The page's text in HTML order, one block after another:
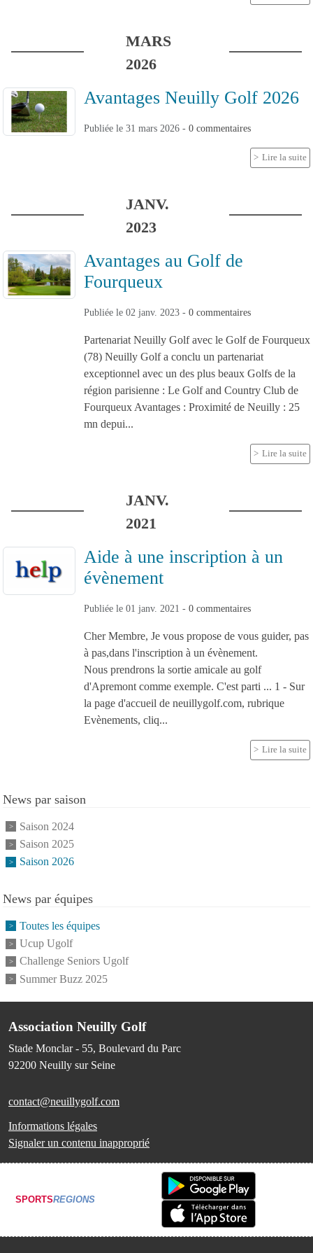
MARS
2026
Avantages Neuilly Golf 2026
Publiée le 31 mars 2026 - 0 commentaires
Lire la suite
JANV.
2023
Avantages au Golf de
Fourqueux
Publiée le 02 janv. 2023 - 0 commentaires
Partenariat Neuilly Golf avec le Golf de Fourqueux
(78) Neuilly Golf a conclu un partenariat
exceptionnel avec un des plus beaux Golfs de la
région parisienne : Le Golf and Country Club de
Fourqueux Avantages : Proximité de Neuilly : 25
mn depui...
Lire la suite
JANV.
2021
Aide à une inscription à un
évènement
Publiée le 01 janv. 2021 - 0 commentaires
Cher Membre, Je vous propose de vous guider, pas
à pas,dans l'inscription à un évènement.
Nous prendrons la sortie amicale au golf
d'Apremont comme exemple. C'est parti ... 1 - Sur
la page d'accueil de neuillygolf.com, rubrique
Evènements, cliq...
Lire la suite
News par saison
Saison 2024
Saison 2025
Saison 2026
News par équipes
Toutes les équipes
Ucup Ugolf
Challenge Seniors Ugolf
Summer Buzz 2025
Association Neuilly Golf
Stade Monclar - 55, Boulevard du Parc
92200 Neuilly sur Seine
contact@neuillygolf.com
Informations légales
Signaler un contenu inapproprié
SPORTSREGIONS